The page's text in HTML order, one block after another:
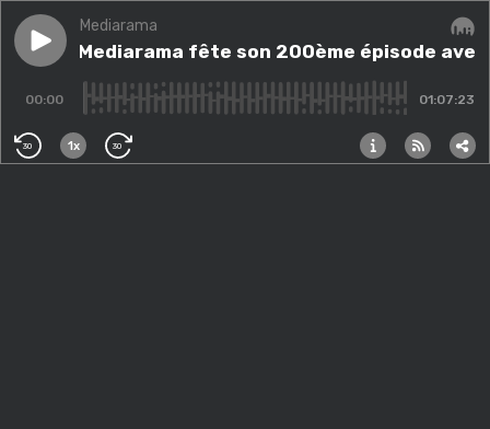
Play episode#200 - Mediarama fête son 200ème épisode avec
Mediarama
#200 - Mediarama fête son 200ème épisode
00:00 01:07:23
30 1x 30